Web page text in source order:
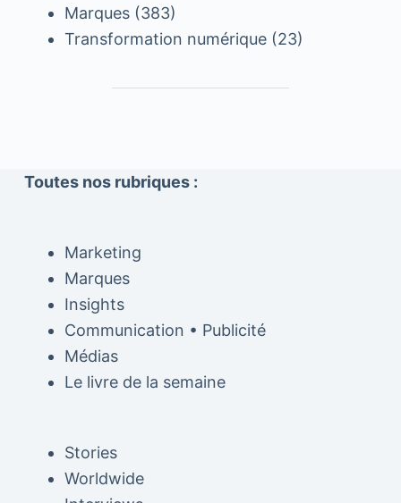
Marques(383)
Transformation numérique(23)
Toutes nos rubriques :
Marketing
Marques
Insights
Communication • Publicité
Médias
Le livre de la semaine
Stories
Worldwide